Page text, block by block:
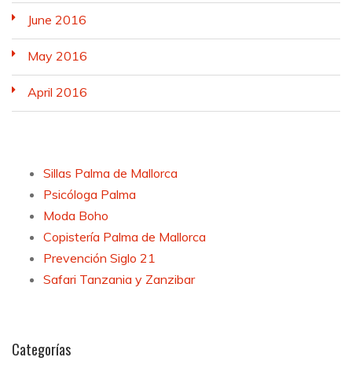
June 2016
May 2016
April 2016
Sillas Palma de Mallorca
Psicóloga Palma
Moda Boho
Copistería Palma de Mallorca
Prevención Siglo 21
Safari Tanzania y Zanzibar
Categorías